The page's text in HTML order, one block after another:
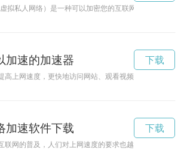
拟私人网络）是一种可以加密您的互联网连接、隐藏您
加速的加速器
高上网速度，更快地访问网站、观看视频吗？试用一款
下载
加速软件下载
联网的普及，人们对上网速度的要求也越来越高。而今
下载